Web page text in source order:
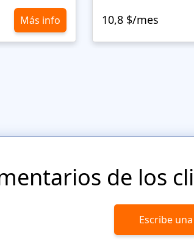
Más info 10,8 $/mes
de los
Escribe